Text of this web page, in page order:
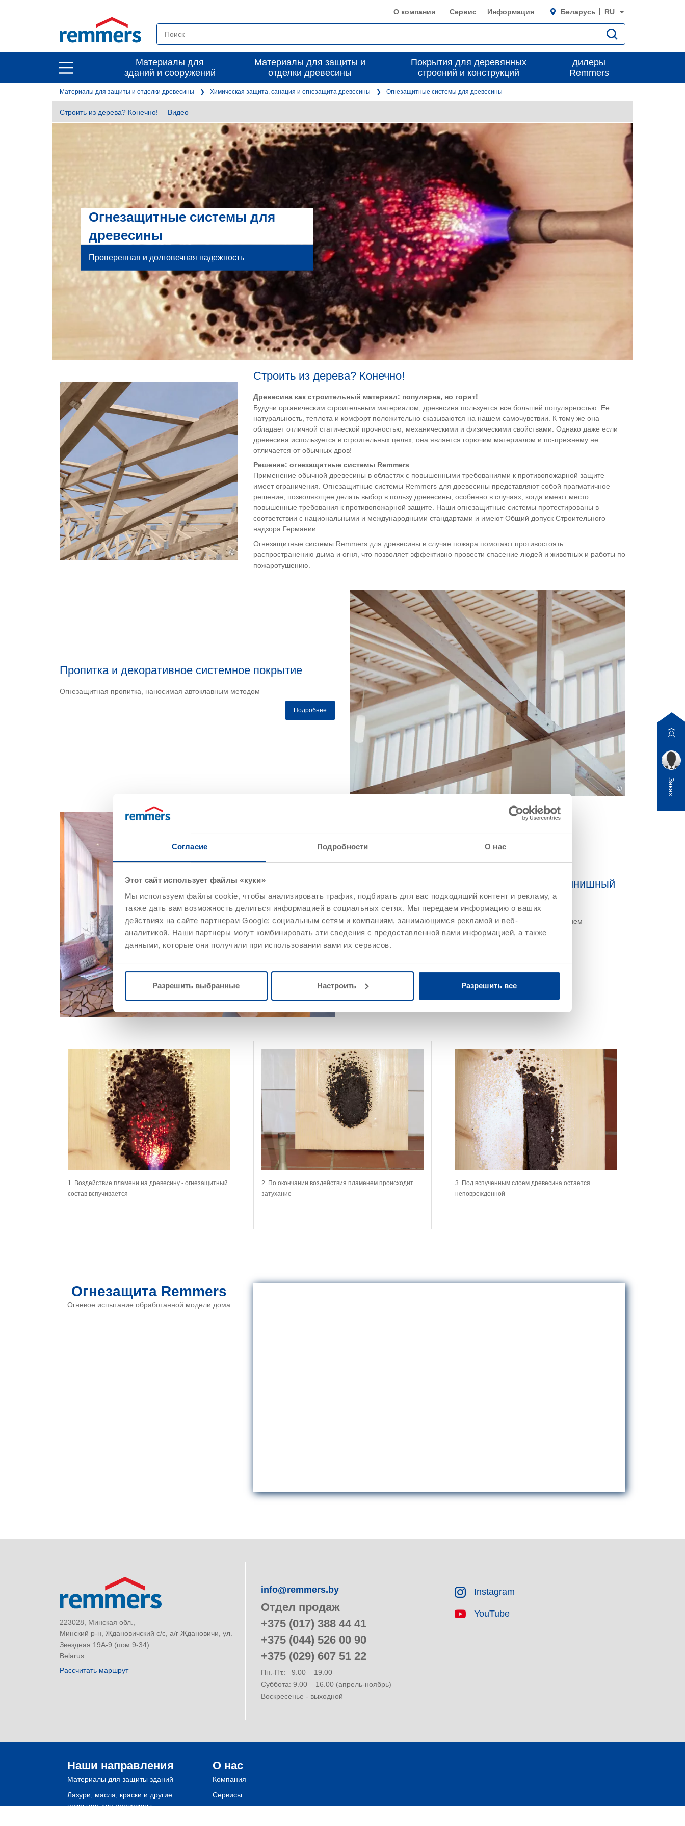
Согласие Подробности О нас
Этот сайт использует файлы «куки»
Мы используем файлы cookie, чтобы анализировать трафик, подбирать для вас подходящий контент и рекламу, а
также дать вам возможность делиться информацией в социальных сетях. Мы передаем информацию о ваших
действиях на сайте партнерам Google: социальным сетям и компаниям, занимающимся рекламой и веб-
аналитикой. Наши партнеры могут комбинировать эти сведения с предоставленной вами информацией, а также
данными, которые они получили при использовании вами их сервисов.
Разрешить выбранные Настроить Разрешить все
open
main
navigation
О компании Сервис Информация Беларусь RU
open
main
navigation
Материалы для
зданий и сооружений
Материалы для защиты и
отделки древесины
Покрытия для деревянных
строений и конструкций
дилеры
Remmers
Материалы для защиты и отделки древесины Химическая защита, санация и огнезащита древесины Огнезащитные системы для древесины
Строить из дерева? Конечно! Видео
Огнезащитные системы для
древесины
Проверенная и долговечная надежность
©
Строить из дерева? Конечно!
Древесина как строительный материал: популярна, но горит!
Будучи органическим строительным материалом, древесина пользуется все большей популярностью. Ее
натуральность, теплота и комфорт положительно сказываются на нашем самочувствии. К тому же она
обладает отличной статической прочностью, механическими и физическими свойствами. Однако даже если
древесина используется в строительных целях, она является горючим материалом и по-прежнему не
отличается от обычных дров!
Решение: огнезащитные системы Remmers
Применение обычной древесины в областях с повышенными требованиями к противопожарной защите
имеет ограничения. Огнезащитные системы Remmers для древесины представляют собой прагматичное
решение, позволяющее делать выбор в пользу древесины, особенно в случаях, когда имеют место
повышенные требования к противопожарной защите. Наши огнезащитные системы протестированы в
соответствии с национальными и международными стандартами и имеют Общий допуск Строительного
надзора Германии.
Огнезащитные системы Remmers для древесины в случае пожара помогают противостоять
распространению дыма и огня, что позволяет эффективно провести спасение людей и животных и работы по
пожаротушению.
Пропитка и декоративное системное покрытие
Огнезащитная пропитка, наносимая автоклавным методом
Подробнее
©
Вспучивающийся огнезащитный слой и финишный
защитный лак
Система огнезащиты, наносимая валиком, кистью или распылением
1. Воздействие пламени на древесину - огнезащитный
состав вспучивается
2. По окончании воздействия пламенем происходит
затухание
3. Под вспученным слоем древесина остается
неповрежденной
Огнезащита Remmers
Огневое испытание обработанной модели дома
223028, Минская обл.,
Минский р-н, Ждановичский с/с, а/г Ждановичи, ул.
Звездная 19А-9 (пом.9-34)
Belarus
Рассчитать маршрут
info@remmers.by
Отдел продаж
+375 (017) 388 44 41
+375 (044) 526 00 90
+375 (029) 607 51 22
Пн.-Пт.:
9.00 – 19.00
Суббота: 9.00 – 16.00 (апрель-ноябрь)
Воскресенье - выходной
Instagram
YouTube
Наши направления
Материалы для защиты зданий
Лазури, масла, краски и другие
покрытия для древесины
О нас
Компания
Сервисы
Заказ